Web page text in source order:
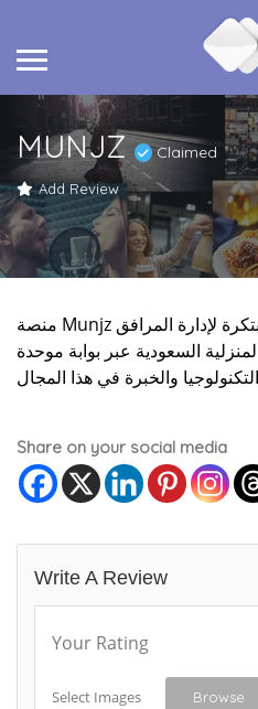
MUNJZ Claimed
Add Review
منصة Munjz منجز للحلول التقنية المبتكرة لإدارة المرافق
السعودية عبر بوابة موحدة
Share on your social media
Write A Review
Your Rating
Select Images Browse